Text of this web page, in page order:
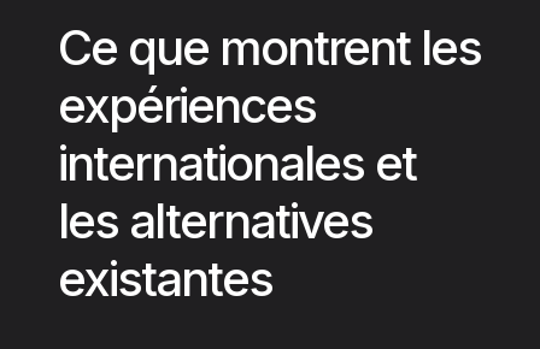
Ce que montrent les
expériences
internationales et
les alternatives
existantes